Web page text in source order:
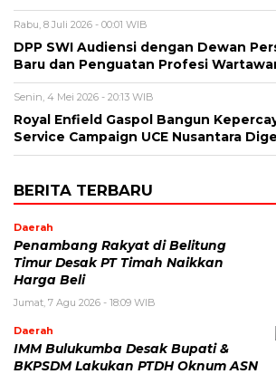
Rabu, 8 Juli 2026 - 00:01 WIB
DPP SWI Audiensi dengan Dewan
Baru dan Penguatan Profesi
Senin, 4 Mei 2026 - 20:13 WIB
Royal Enfield Gaspol Bangun
Service Campaign UCE Nusantara
BERITA TERBARU
Daerah
Penambang Rakyat di Belitung
Timur Desak PT Timah Naikkan
Harga Beli
Jumat, 7 Agu 2026 - 18:09 WIB
Daerah
IMM Bulukumba Desak Bupati &
BKPSDM Lakukan PTDH Oknum ASN